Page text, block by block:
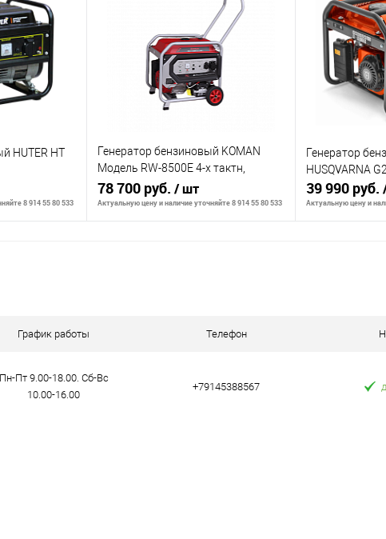
В наличии
К сравнению
В избранное
В наличии
К сравнению
В избранное
HUTER HT
8 914 55 80 533
В наличии
Генератор бензиновый KOMAN
Модель RW-8500E 4-х тактн,
8000Вт-8500ВТ силовая розетка,
78 700 руб. / шт
Актуальную цену и наличие уточняйте 8 914 55 80 533
В наличии
Генератор
HUSQVARNA
39 990 руб.
Актуальную цену и
В избранное
График работы Телефон
Пн-Пт 9.00-18.00. Сб-Вс
10.00-16.00
+79145388567